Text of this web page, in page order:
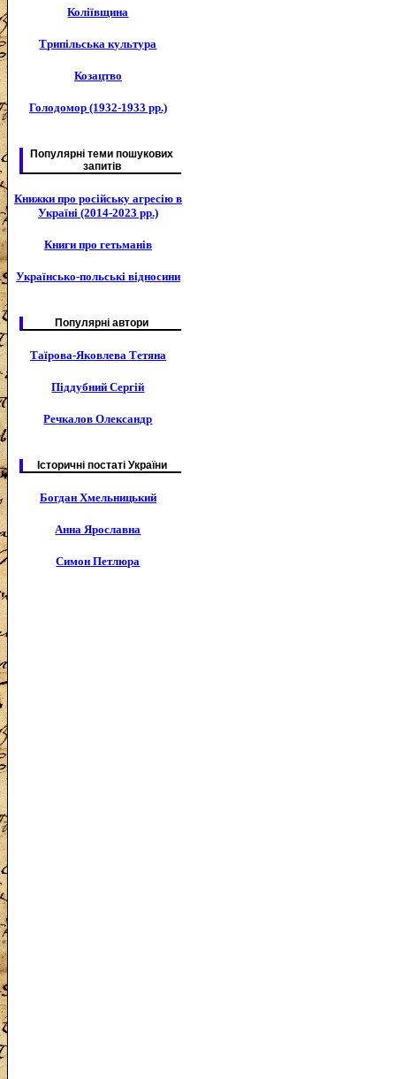
Коліївщина
Трипільська культура
Козацтво
Голодомор (1932-1933 рр.)
Популярні теми пошукових
запитів
Книжки про російську агресію в
Україні (2014-2023 рр.)
Книги про гетьманів
Українсько-польські відносини
Популярні автори
Таїрова-Яковлева Тетяна
Піддубний Сергій
Речкалов Олександр
Історичні постаті України
Богдан Хмельницький
Анна Ярославна
Симон Петлюра